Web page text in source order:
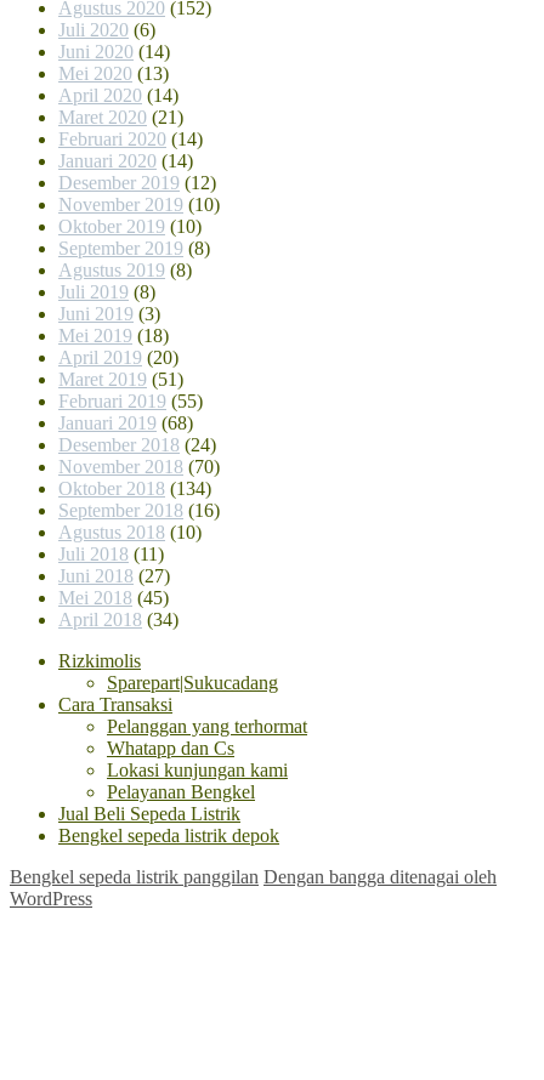
Agustus 2020 (152)
Juli 2020 (6)
Juni 2020 (14)
Mei 2020 (13)
April 2020 (14)
Maret 2020 (21)
Februari 2020 (14)
Januari 2020 (14)
Desember 2019 (12)
November 2019 (10)
Oktober 2019 (10)
September 2019 (8)
Agustus 2019 (8)
Juli 2019 (8)
Juni 2019 (3)
Mei 2019 (18)
April 2019 (20)
Maret 2019 (51)
Februari 2019 (55)
Januari 2019 (68)
Desember 2018 (24)
November 2018 (70)
Oktober 2018 (134)
September 2018 (16)
Agustus 2018 (10)
Juli 2018 (11)
Juni 2018 (27)
Mei 2018 (45)
April 2018 (34)
Rizkimolis
Sparepart|Sukucadang
Cara Transaksi
Pelanggan yang terhormat
Whatapp dan Cs
Lokasi kunjungan kami
Pelayanan Bengkel
Jual Beli Sepeda Listrik
Bengkel sepeda listrik depok
Bengkel sepeda listrik panggilan Dengan bangga ditenagai oleh
WordPress